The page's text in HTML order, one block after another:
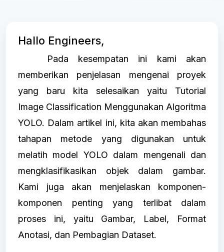
Hallo Engineers,
Pada kesempatan ini kami akan
memberikan penjelasan mengenai proyek
yang baru kita selesaikan yaitu Tutorial
Image Classification Menggunakan Algoritma
YOLO. Dalam artikel ini, kita akan membahas
tahapan metode yang digunakan untuk
melatih model YOLO dalam mengenali dan
mengklasifikasikan objek dalam gambar.
Kami juga akan menjelaskan komponen-
komponen penting yang terlibat dalam
proses ini, yaitu Gambar, Label, Format
Anotasi, dan Pembagian Dataset.